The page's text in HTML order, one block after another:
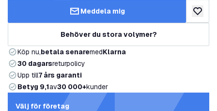
Meddela mig lägg
Behöver du stora volymer?
Köp nu,betala senaremedKlarna
30 dagarsreturpolicy
Upp till7 års garanti
Betyg 9,1av30 000+kunder
Välj för företag